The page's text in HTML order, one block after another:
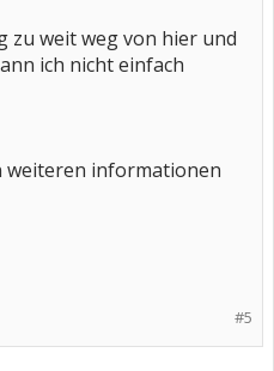
zu weit weg von hier und
ich nicht einfach
weiteren informationen
#5